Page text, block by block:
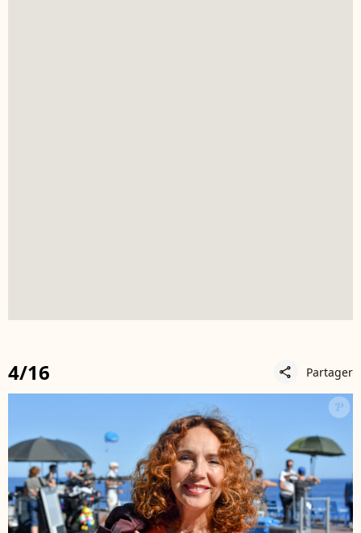
4/16 share Partager